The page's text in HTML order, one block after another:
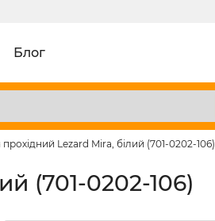
Блог
Lezard Mira, білий (701-0202-106)
(701-0202-106)